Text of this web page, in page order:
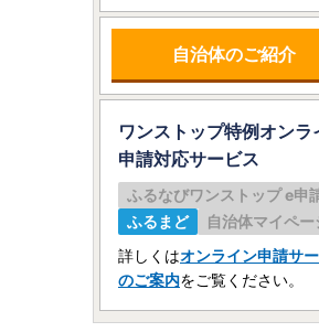
自治体のご紹介
ワンストップ特例オンラ
申請対応サービス
ふるなびワンストップ e申
ふるまど
自治体マイペー
詳しくはオンライン申請サ
のご案内をご覧ください。